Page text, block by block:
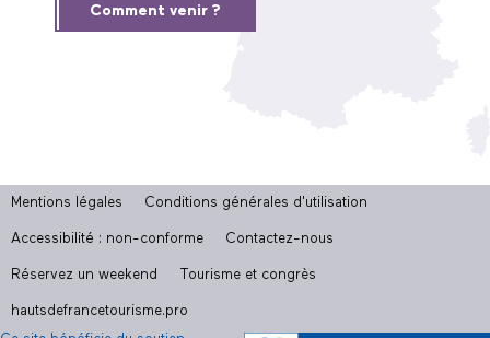
Comment venir ?
Mentions légales Conditions générales d'utilisation
Accessibilité : non-conforme Contactez-nous
Réservez un weekend Tourisme et congrès
hautsdefrancetourisme.pro